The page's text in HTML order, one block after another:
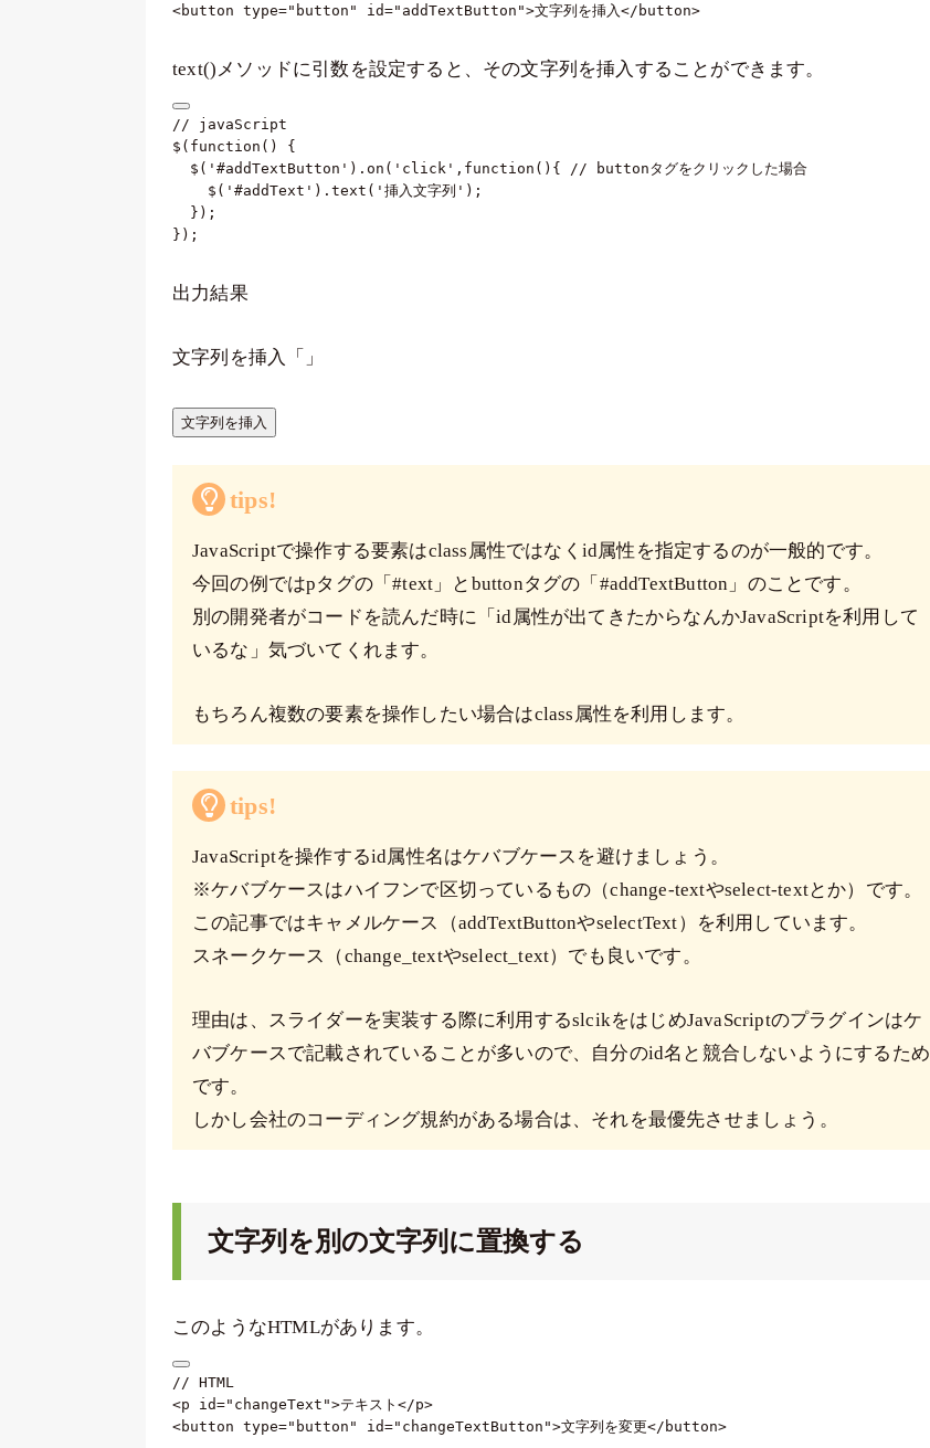
<button type=" button " id=" addTextButton ">文字列を挿入 </ button>
text()メソッドに引数を設定すると、その文字列を挿入することができます。
// javaScript
$ ( function ( )
{
$ ( '#addTextButton' ) . on ( 'click' , function ( ) {
// buttonタグをクリックした場合
    $
( '#addText' ) . text ( '挿入文字列' ) ;
} ) ;
} ) ;
出力結果
文字列を挿入「 」
文字列を挿入
tips!
JavaScriptで操作する要素はclass属性ではなくid属性を指定するのが一般的です。
今回の例ではpタグの「#text」とbuttonタグの「#addTextButton」のことです。
別の開発者がコードを読んだ時に「id属性が出てきたからなんかJavaScriptを利用して
いるな」気づいてくれます。
もちろん複数の要素を操作したい場合はclass属性を利用します。
tips!
JavaScriptを操作するid属性名はケバブケースを避けましょう。
※ケバブケースはハイフンで区切っているもの（change-textやselect-textとか）です。
この記事ではキャメルケース（addTextButtonやselectText）を利用しています。
スネークケース（change_textやselect_text）でも良いです。
理由は、スライダーを実装する際に利用するslcikをはじめJavaScriptのプラグインはケ
バブケースで記載されていることが多いので、自分のid名と競合しないようにするため
です。
しかし会社のコーディング規約がある場合は、それを最優先させましょう。
文字列を別の文字列に置換する
このようなHTMLがあります。
<p id=" changeText ">テキスト </p>
<button type=" button " id=" changeTextButton ">文字列を変更</ button>